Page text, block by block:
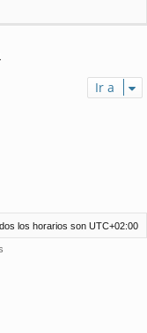
Ir a
los horarios son UTC+02:00